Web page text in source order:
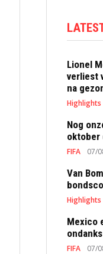
Lionel
verliest
na
Highlights
Nog
oktober
FIFA 07/
Van
Highlights
Mexico
FIFA 07/